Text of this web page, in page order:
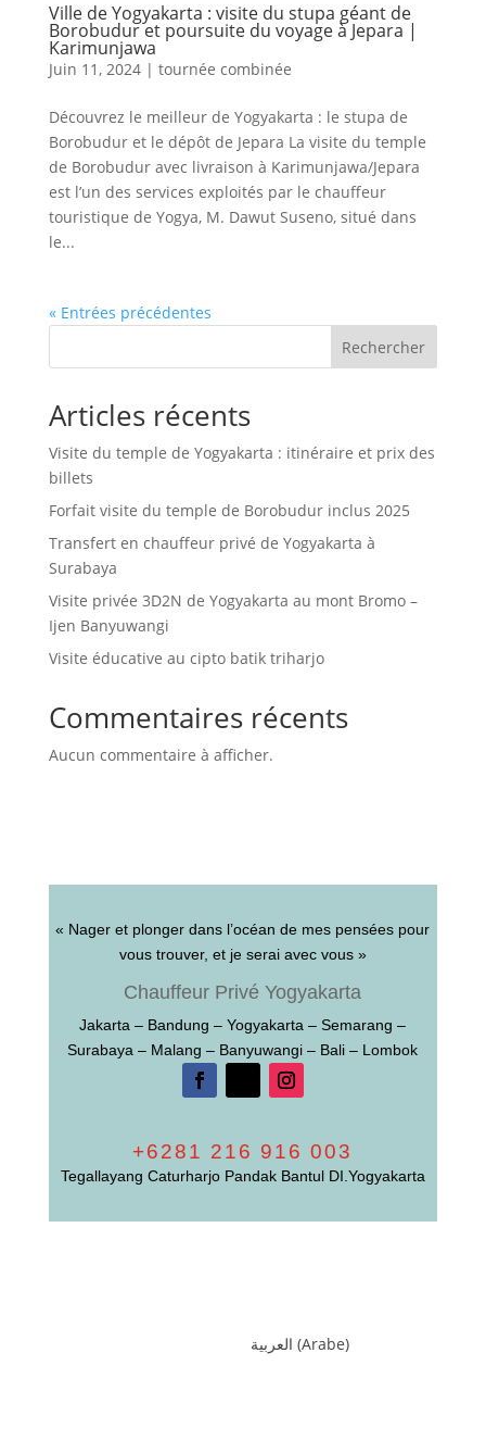
Ville de Yogyakarta : visite du stupa géant de
Borobudur et poursuite du voyage à Jepara |
Karimunjawa
Juin 11, 2024| tournée combinée
Découvrez le meilleur de Yogyakarta : le stupa de
Borobudur et le dépôt de Jepara La visite du temple
de Borobudur avec livraison à Karimunjawa/Jepara
est l’un des services exploités par le chauffeur
touristique de Yogya, M. Dawut Suseno, situé dans
le...
« Entrées précédentes
Rechercher
Articles récents
Visite du temple de Yogyakarta : itinéraire et prix des
billets
Forfait visite du temple de Borobudur inclus 2025
Transfert en chauffeur privé de Yogyakarta à
Surabaya
Visite privée 3D2N de Yogyakarta au mont Bromo –
Ijen Banyuwangi
Visite éducative au cipto batik triharjo
Commentaires récents
Aucun commentaire à afficher.
« Nager et plonger dans l’océan de mes pensées pour
vous trouver, et je serai avec vous »
Chauffeur Privé Yogyakarta
Jakarta – Bandung – Yogyakarta – Semarang –
Surabaya – Malang – Banyuwangi – Bali – Lombok
+6281 216 916 003
Tegallayang Caturharjo Pandak Bantul DI.Yogyakarta
العربية (Arabe)